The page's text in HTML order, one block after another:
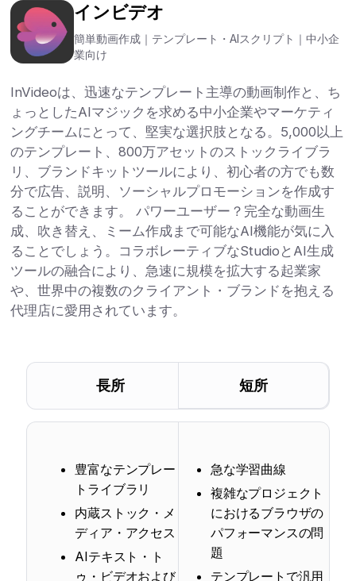
インビデオ
簡単動画作成｜テンプレート・AIスクリプト｜中小企
業向け
InVideoは、迅速なテンプレート主導の動画制作と、ち
ょっとしたAIマジックを求める中小企業やマーケティ
ングチームにとって、堅実な選択肢となる。5,000以上
のテンプレート、800万アセットのストックライブラ
リ、ブランドキットツールにより、初心者の方でも数
分で広告、説明、ソーシャルプロモーションを作成す
ることができます。 パワーユーザー？完全な動画生
成、吹き替え、ミーム作成まで可能なAI機能が気に入
ることでしょう。コラボレーティブなStudioとAI生成
ツールの融合により、急速に規模を拡大する起業家
や、世界中の複数のクライアント・ブランドを抱える
代理店に愛用されています。
長所 短所
豊富なテンプレー
トライブラリ
内蔵ストック・メ
ディア・アクセス
AIテキスト・ト
ゥ・ビデオおよび
急な学習曲線
複雑なプロジェクト
におけるブラウザの
パフォーマンスの問
題
テンプレートで汎用